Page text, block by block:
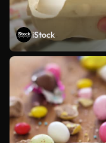
iStock